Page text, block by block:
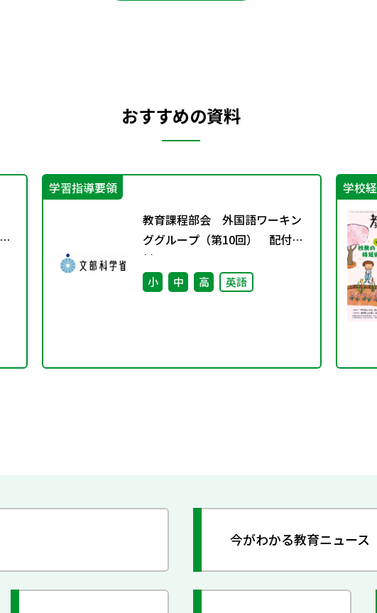
おすすめの資料
学習指導要領
教育課程部会 外国語ワーキン
ググループ（第10回） 配付資
料
小 中 高 英語
学校
今がわかる教育ニュース